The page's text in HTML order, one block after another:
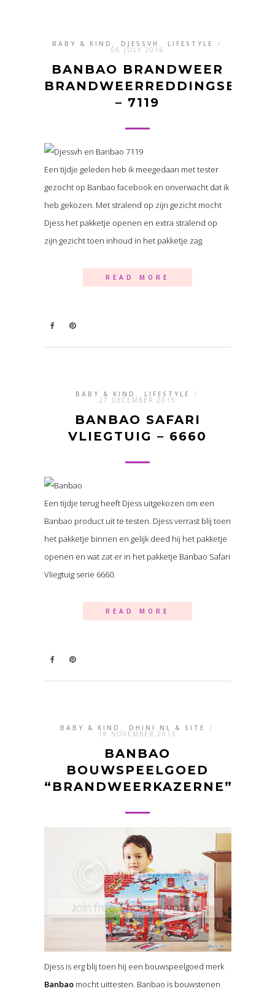
BABY & KIND , DJESSVH , LIFESTYLE /
06 JULY 2016
BANBAO BRANDWEER
BRANDWEERREDDINGSBOOT
– 7119
Een tijdje geleden heb ik meegedaan met tester
gezocht op Banbao facebook en onverwacht dat ik
heb gekozen. Met stralend op zijn gezicht mocht
Djess het pakketje openen en extra stralend op
zijn gezicht toen inhoud in het pakketje zag.
READ MORE
BABY & KIND , LIFESTYLE /
27 DECEMBER 2015
BANBAO SAFARI
VLIEGTUIG – 6660
Een tijdje terug heeft Djess uitgekozen om een
Banbao product uit te testen. Djess verrast blij toen
het pakketje binnen en gelijk deed hij het pakketje
openen en wat zat er in het pakketje Banbao Safari
Vliegtuig serie 6660.
READ MORE
BABY & KIND , DHINI.NL & SITE /
18 NOVEMBER 2015
BANBAO
BOUWSPEELGOED
“BRANDWEERKAZERNE”
Djess is erg blij toen hij een bouwspeelgoed merk
Banbaomocht uittesten. Banbao is bouwstenen